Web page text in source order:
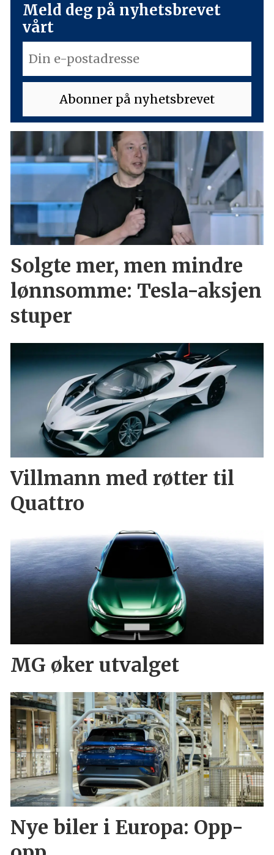
Meld deg på nyhetsbrevet
vårt
Solgte mer, men mindre
lønnsomme: Tesla-aksjen
stuper
Villmann med røtter til
Quattro
MG øker utvalget
Nye biler i Europa: Opp-